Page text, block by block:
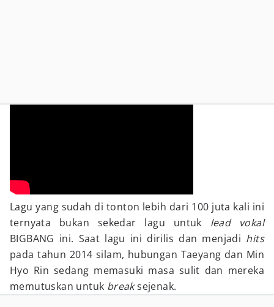
Lagu yang sudah di tonton lebih dari 100 juta kali ini
ternyata bukan sekedar lagu untuk lead vokal
BIGBANG ini. Saat lagu ini dirilis dan menjadi hits
pada tahun 2014 silam, hubungan Taeyang dan Min
Hyo Rin sedang memasuki masa sulit dan mereka
memutuskan untuk breaksejenak.